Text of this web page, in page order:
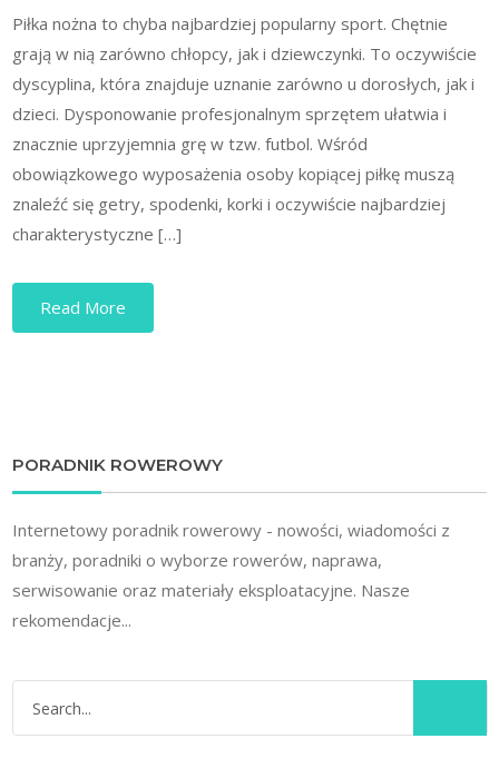
Piłka nożna to chyba najbardziej popularny sport. Chętnie
grają w nią zarówno chłopcy, jak i dziewczynki. To oczywiście
dyscyplina, która znajduje uznanie zarówno u dorosłych, jak i
dzieci. Dysponowanie profesjonalnym sprzętem ułatwia i
znacznie uprzyjemnia grę w tzw. futbol. Wśród
obowiązkowego wyposażenia osoby kopiącej piłkę muszą
znaleźć się getry, spodenki, korki i oczywiście najbardziej
charakterystyczne […]
Read More
PORADNIK ROWEROWY
Internetowy poradnik rowerowy - nowości, wiadomości z
branży, poradniki o wyborze rowerów, naprawa,
serwisowanie oraz materiały eksploatacyjne. Nasze
rekomendacje...